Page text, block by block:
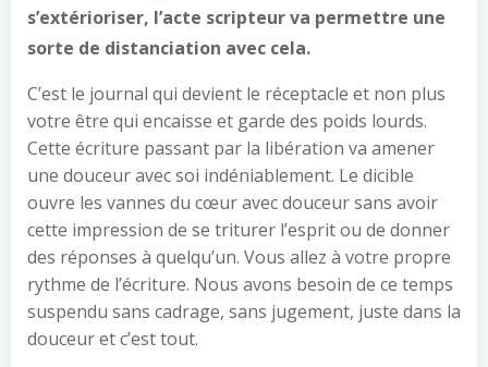
s’extérioriser, l’acte scripteur va permettre une
sorte de distanciation avec cela.
C’est le journal qui devient le réceptacle et non plus
votre être qui encaisse et garde des poids lourds.
Cette écriture passant par la libération va amener
une douceur avec soi indéniablement. Le dicible
ouvre les vannes du cœur avec douceur sans avoir
cette impression de se triturer l’esprit ou de donner
des réponses à quelqu’un. Vous allez à votre propre
rythme de l’écriture. Nous avons besoin de ce temps
suspendu sans cadrage, sans jugement, juste dans la
douceur et c’est tout.